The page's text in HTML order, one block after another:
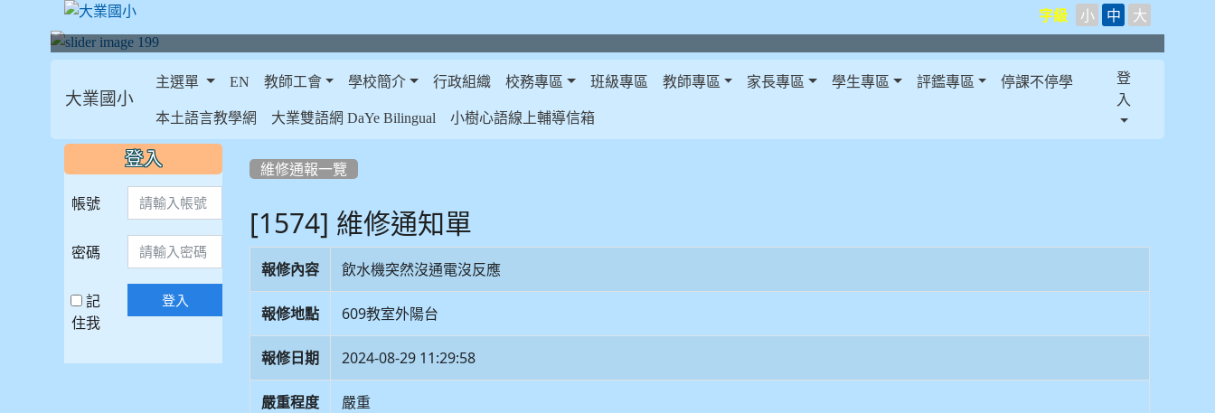
字級 小 中 大
大業國小
主選單 EN 教師工會 學校簡介 行政組織 校務專區 班級專區 教師專區 家長專區 學生專區 評鑑專區 停課不停學
本土語言教學網 大業雙語網 DaYe Bilingual 小樹心語線上輔導信箱
登
入
維修通報一覽
[1574] 維修通知單
報修內容 飲水機突然沒通電沒反應
報修地點 609教室外陽台
報修日期 2024-08-29 11:29:58
嚴重程度 嚴重
::: 登入
帳號
密碼
記
住我
登入